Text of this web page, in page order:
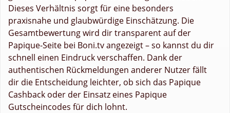
Dieses Verhältnis sorgt für eine besonders
praxisnahe und glaubwürdige Einschätzung. Die
Gesamtbewertung wird dir transparent auf der
Papique-Seite bei Boni.tv angezeigt – so kannst du dir
schnell einen Eindruck verschaffen. Dank der
authentischen Rückmeldungen anderer Nutzer fällt
dir die Entscheidung leichter, ob sich das Papique
Cashback oder der Einsatz eines Papique
Gutscheincodes für dich lohnt.